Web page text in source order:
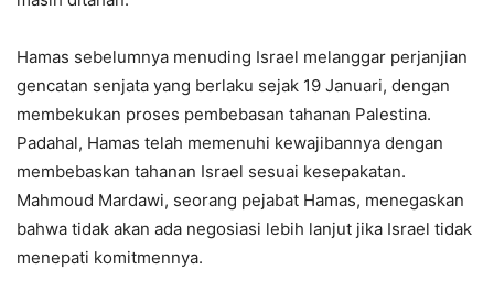
Hamas sebelumnya menuding Israel melanggar perjanjian
gencatan senjata yang berlaku sejak 19 Januari, dengan
membekukan proses pembebasan tahanan Palestina.
Padahal, Hamas telah memenuhi kewajibannya dengan
membebaskan tahanan Israel sesuai kesepakatan.
Mahmoud Mardawi, seorang pejabat Hamas, menegaskan
bahwa tidak akan ada negosiasi lebih lanjut jika Israel tidak
menepati komitmennya.